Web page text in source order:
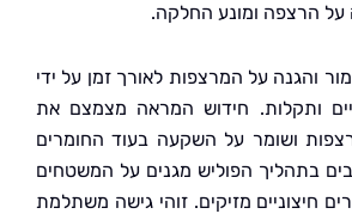
ומונע החלקה.
על המרצפות לאורך זמן על ידי
חידוש המראה מצמצם את
על השקעה בעוד החומרים
הפוליש מגנים על המשטחים
מזיקים. זוהי גישה משתלמת